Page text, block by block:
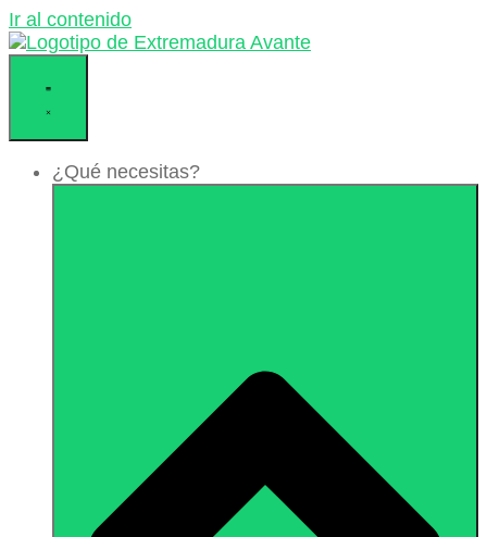
Ir al contenido
¿Qué necesitas?